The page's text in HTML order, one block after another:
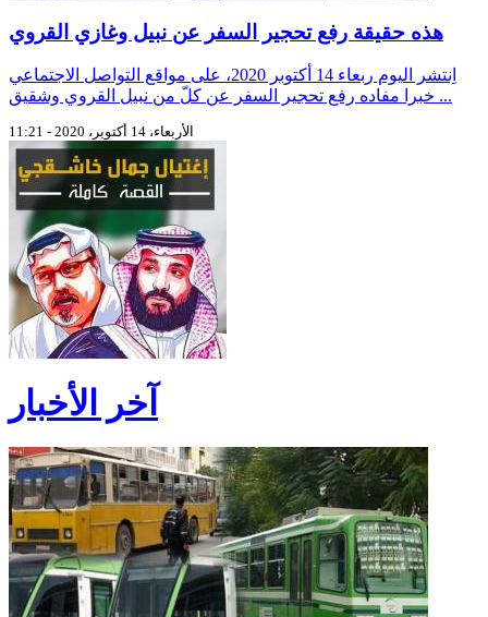
هذه حقيقة رفع تحجير السفر عن نبيل وغازي القروي
اِنتشر اليوم ربعاء 14 أكتوبر 2020، على مواقع التواصل الاجتماعي
خبرا مفاده رفع تحجير السفر عن كلّ من نبيل القروي وشقيق ...
الأربعاء، 14 أكتوبر، 2020 - 11:21
آخر الأخبار